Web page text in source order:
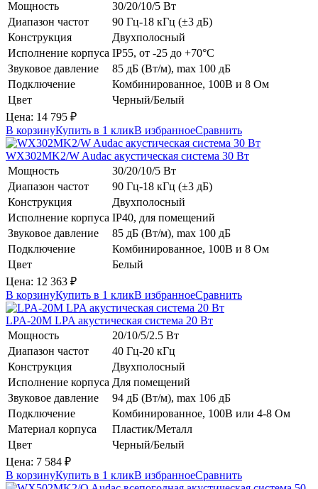
Мощность
30/20/10/5 Вт
Диапазон частот
90 Гц-18 кГц (±3 дБ)
Конструкция
Двухполосный
Исполнение корпуса IP55, от -25 до +70°С
Звуковое давление
85 дБ (Вт/м), max 100 дБ
Подключение
Комбинированное, 100В и 8 Ом
Цвет
Черный/Белый
Цена: 14 795 ₽
В корзинуКупить в 1 кликВ избранноеСравнить
WX302MK2/W Audac акустическая система 30 Вт
Мощность
30/20/10/5 Вт
Диапазон частот
90 Гц-18 кГц (±3 дБ)
Конструкция
Двухполосный
Исполнение корпуса IP40, для помещений
Звуковое давление
85 дБ (Вт/м), max 100 дБ
Подключение
Комбинированное, 100В и 8 Ом
Цвет
Белый
Цена: 12 363 ₽
В корзинуКупить в 1 кликВ избранноеСравнить
LPA-20M LPA акустическая система 20 Вт
Мощность
20/10/5/2.5 Вт
Диапазон частот
40 Гц-20 кГц
Конструкция
Двухполосный
Исполнение корпуса Для помещений
Звуковое давление
94 дБ (Вт/м), max 106 дБ
Подключение
Комбинированное, 100В или 4-8 Ом
Материал корпуса
Пластик/Металл
Цвет
Черный/Белый
Цена: 7 584 ₽
В корзинуКупить в 1 кликВ избранноеСравнить